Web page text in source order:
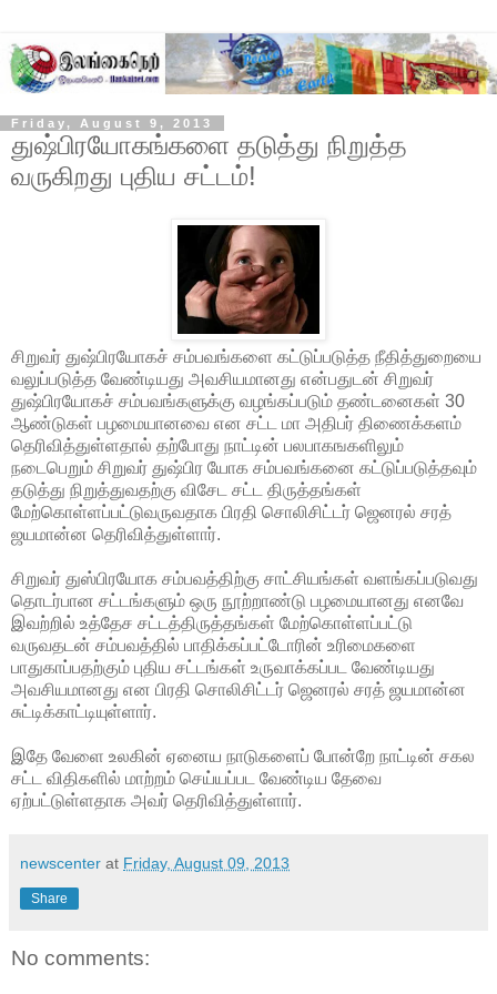
Friday, August 9, 2013
துஷ்பிரயோகங்களை தடுத்து நிறுத்த
வருகிறது புதிய சட்டம்!
சிறுவர் துஷ்பிரயோகச் சம்பவங்களை கட்டுப்படுத்த நீதித்துறையை
வலுப்படுத்த வேண்டியது அவசியமானது என்பதுடன் சிறுவர்
துஷ்பிரயோகச் சம்பவங்களுக்கு வழங்கப்படும் தண்டனைகள் 30
ஆண்டுகள் பழமையானவை என சட்ட மா அதிபர் திணைக்களம்
தெரிவித்துள்ளதால் தற்போது நாட்டின் பலபாகஙகளிலும்
நடைபெறும் சிறுவர் துஷ்பிர யோக சம்பவங்கனை கட்டுப்படுத்தவும்
தடுத்து நிறுத்துவதற்கு விசேட சட்ட
திருத்தங்கள்
மேற்கொள்ளப்பட்டுவருவதாக பிரதி சொலிசிட்டர் ஜெனரல் சரத்
ஜயமான்ன தெரிவித்துள்ளார்.
சிறுவர் துஸ்பிரயோக சம்பவத்திற்கு சாட்சியங்கள் வளங்கப்படுவது
தொடர்பான சட்டங்களும் ஒரு நூற்றாண்டு பழமையானது எனவே
இவற்றில் உத்தேச சட்டத்திருத்தங்கள் மேற்கொள்ளப்பட்டு
வருவதடன் சம்பவத்தில் பாதிக்கப்பட்டோரின் உரிமைகளை
பாதுகாப்பதற்கும் புதிய சட்டங்கள் உருவாக்கப்பட வேண்டியது
அவசியமானது என பிரதி சொலிசிட்டர் ஜெனரல் சரத் ஜயமான்ன
சுட்டிக்காட்டியுள்ளார்.
இதே வேளை உலகின் ஏனைய நாடுகளைப் போன்றே நாட்டின் சகல
சட்ட விதிகளில் மாற்றம் செய்யப்பட வேண்டிய தேவை
ஏற்பட்டுள்ளதாக அவர் தெரிவித்துள்ளார்.
newscenter at Friday, August 09, 2013
Share
No comments: